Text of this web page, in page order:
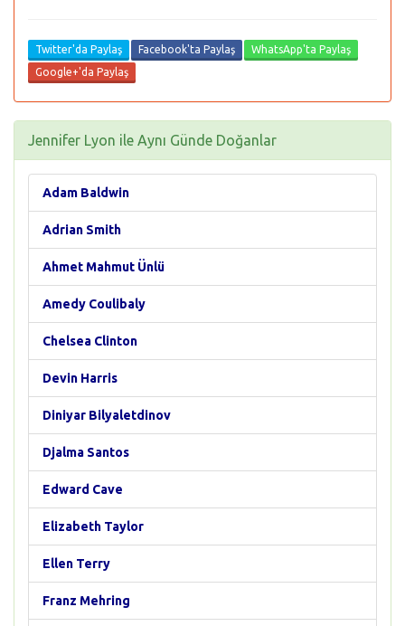
Twitter'da Paylaş Facebook'ta Paylaş
WhatsApp'ta Paylaş
Google+'da Paylaş
Jennifer Lyon ile Aynı Günde Doğanlar
Adam Baldwin
Adrian Smith
Ahmet Mahmut Ünlü
Amedy Coulibaly
Chelsea Clinton
Devin Harris
Diniyar Bilyaletdinov
Djalma Santos
Edward Cave
Elizabeth Taylor
Ellen Terry
Franz Mehring